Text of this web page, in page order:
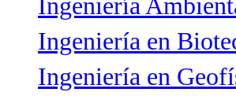
Ingeniería en
Ingeniería en